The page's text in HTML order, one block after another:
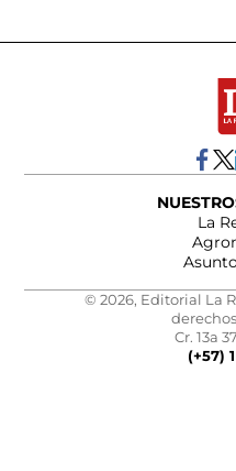
La
© 2026, Editorial La
Cr. 13a
(+57)